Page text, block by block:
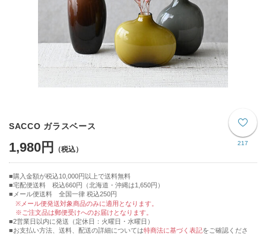
217
SACCO ガラスベース
1,980円
購入金額が税込10,000円以上で送料無料
宅配便送料 税込660円（北海道・沖縄は1,650円）
■メール便送料 全国一律 税込250円
※メール便発送対象商品のみに適用となります。
※ご注文品は郵便受けへのお届けとなります。
■2営業日以内に発送（定休日：火曜日・水曜日）
■お支払い方法、送料、配送の詳細については特商法に基づく表記をご確認くださ